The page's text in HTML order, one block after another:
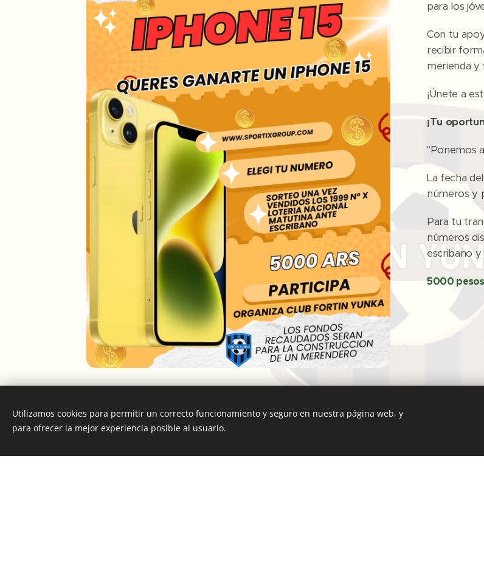
para los
Con tu
recibir
merienda y
¡Únete a
¡Tu
"Ponemos
La fecha
números y
Para tu
números
escribano
5000
Utilizamos cookies para permitir un correcto funcionamiento y seguro en nuestra página web, y
para ofrecer la mejor experiencia posible al usuario.